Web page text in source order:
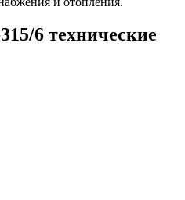
6 технические